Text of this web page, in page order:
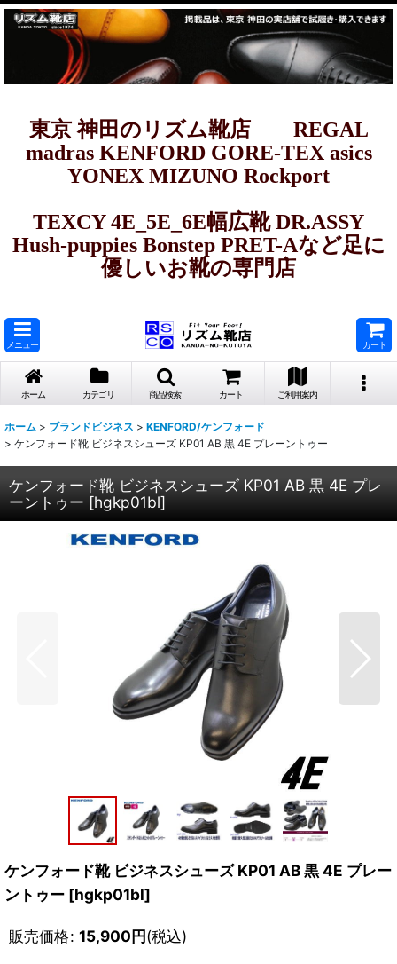
東京 神田のリズム靴店 REGAL
madras KENFORD GORE-TEX asics
YONEX MIZUNO Rockport
TEXCY 4E_5E_6E幅広靴 DR.ASSY
Hush-puppies Bonstep PRET-Aなど足に
優しいお靴の専門店
メニュー カート
ホーム カテゴリ 商品検索 カート ご利用案内
ホーム > ブランドビジネス > KENFORD/ケンフォード
> ケンフォード靴 ビジネスシューズ KP01 AB 黒 4E プレーントゥー
ケンフォード靴 ビジネスシューズ KP01 AB 黒 4E プレ
ーントゥー [hgkp01bl]
ケンフォード靴 ビジネスシューズ KP01 AB 黒 4E プレー
ントゥー [hgkp01bl]
販売価格: 15,900円(税込)